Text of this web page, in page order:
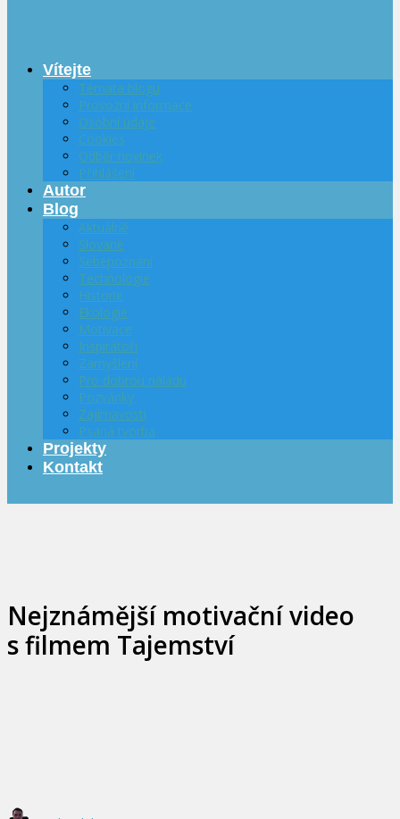
Vítejte
Témata blogu
Provozní informace
Osobní údaje
Cookies
Odběr novinek
Přihlášení
Autor
Blog
Aktuálně
Slované
Sebepoznání
Technologie
Historie
Ekologie
Motivace
Inspirátoři
Zamyšlení
Pro dobrou náladu
Pozvánky
Zajímavosti
Psaná tvorba
Projekty
Kontakt
Nejznámější motivační video
s filmem Tajemství